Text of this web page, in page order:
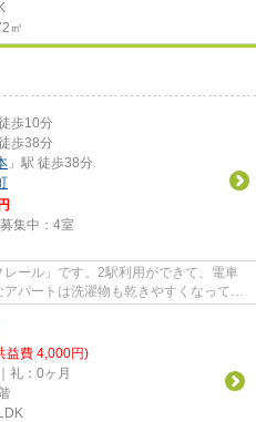
㎡
歩10分
歩38分
」駅 徒歩38分
集中： 4室
ール」です。2駅利用ができて、電車
パートは洗濯物も乾きやすくなってい
益費 4,000円)
礼：0ヶ月